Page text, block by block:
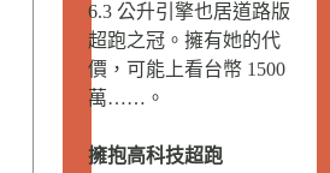
6.3 公升引擎也居道路版
超跑之冠。擁有她的代
價，可能上看台幣 1500
萬……。
擁抱高科技超跑